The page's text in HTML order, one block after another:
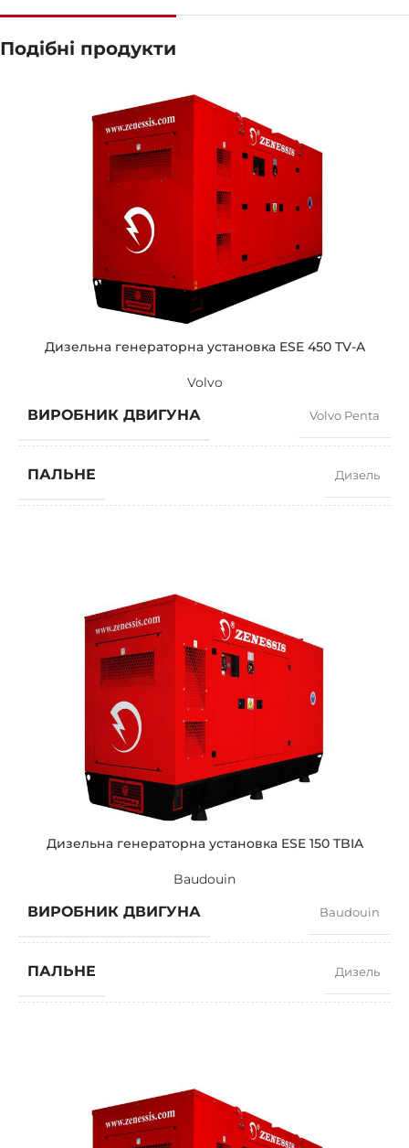
Подібні продукти
Дизельна генераторна установка ESE 450 TV-A
Volvo
ВИРОБНИК ДВИГУНА Volvo Penta
ПАЛЬНЕ Дизель
СИЛА СТРУМУ
СТАНДАРТНА НАПРУГА
ПОТУЖНІСТЬ (КВА)
Дизельна генераторна установка ESE 150 TBIA
Baudouin
ВИРОБНИК ДВИГУНА Baudouin
ПАЛЬНЕ Дизель